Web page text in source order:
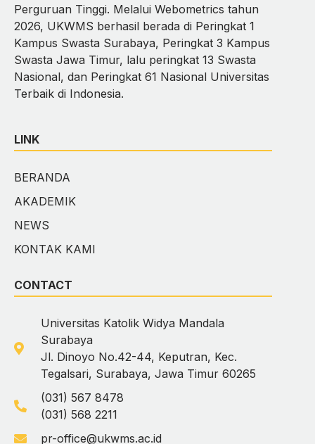
Perguruan Tinggi. Melalui Webometrics tahun
2026, UKWMS berhasil berada di Peringkat 1
Kampus Swasta Surabaya, Peringkat 3 Kampus
Swasta Jawa Timur, lalu peringkat 13 Swasta
Nasional, dan Peringkat 61 Nasional Universitas
Terbaik di Indonesia.
LINK
BERANDA
AKADEMIK
NEWS
KONTAK KAMI
CONTACT
Universitas Katolik Widya Mandala
Surabaya
Jl. Dinoyo No.42-44, Keputran, Kec.
Tegalsari, Surabaya, Jawa Timur 60265
(031) 567 8478
(031) 568 2211
pr-office@ukwms.ac.id